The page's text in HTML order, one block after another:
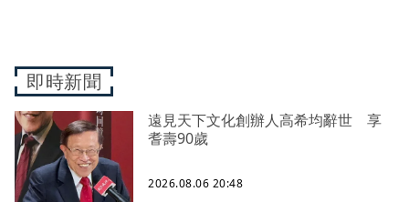
即時新聞
遠見天下文化創辦人高希均辭世 享
耆壽90歲
2026.08.06 20:48